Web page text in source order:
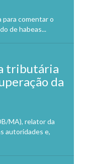
comentar o
de habeas...
tributária
da
MA), relator da
autoridades e,